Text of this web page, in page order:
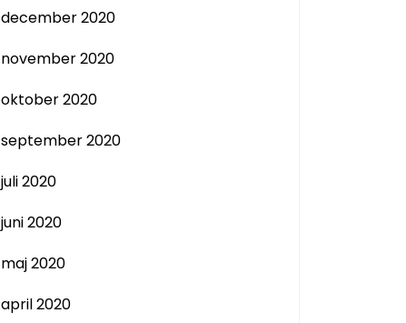
december 2020
november 2020
oktober 2020
september 2020
juli 2020
juni 2020
maj 2020
april 2020